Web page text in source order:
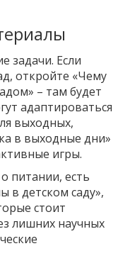
задачи. Если
откройте «Чему
– там будет
адаптироваться
выходных,
в выходные дни»
игры.
питании, есть
в детском саду»,
стоит
лишних научных